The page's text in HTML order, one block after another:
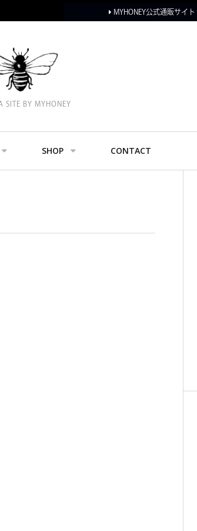
MYHONEY公式通販サイト
SITE BY MYHONEY
SHOP CONTACT